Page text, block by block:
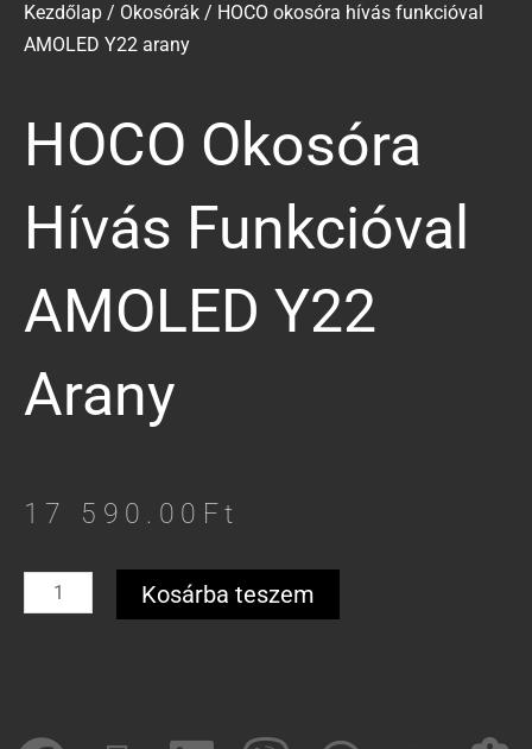
Kezdőlap / Okosórák / HOCO okosóra hívás funkcióval
AMOLED Y22 arany
HOCO Okosóra
Hívás Funkcióval
AMOLED Y22
Arany
17 590.00 Ft
HOCO
Kosárba teszem